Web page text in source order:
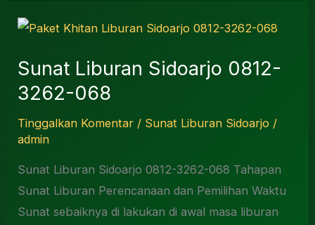
Sunat Liburan Sidoarjo 0812-
3262-068
Tinggalkan Komentar / Sunat Liburan Sidoarjo /
admin
Sunat Liburan Sidoarjo 0812-3262-068 Tahapan
Sunat Liburan Perencanaan dan Pemilihan Waktu
Sunat sebaiknya di lakukan di awal masa liburan
Sunat
Sidoarjo
0812-
068